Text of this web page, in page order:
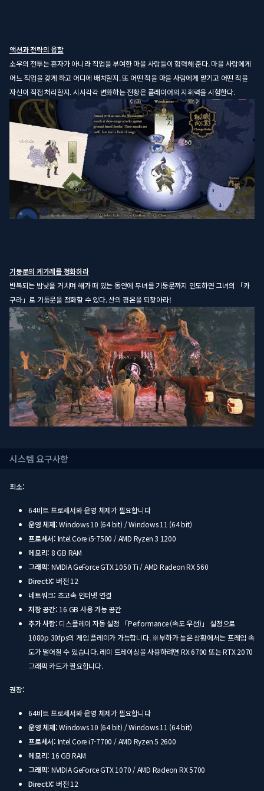
액션과 전략의 융합
소우의 전투는 혼자가 아니라 직업을 부여한 마을 사람들이 협력해 준다. 마을 사람에게
어느 직업을 갖게 하고 어디에 배치할지. 또 어떤 적을 마을 사람에게 맡기고 어떤 적을
자신이 직접 처리할지. 시시각각 변화하는 전황은 플레이어의 지휘력을 시험한다.
기둥문의 케가레를 정화하라
반복되는 밤낮을 거치며 해가 떠 있는 동안에 무녀를 기둥문까지 인도하면 그녀의 「카
구라」로 기둥문을 정화할 수 있다. 산의 평온을 되찾아라!
시스템 요구사항
최소:
64비트 프로세서와 운영 체제가 필요합니다
운영 체제:Windows 10 (64 bit) / Windows 11 (64 bit)
프로세서: Intel Core i5-7500 / AMD Ryzen 3 1200
메모리: 8 GB RAM
그래픽: NVIDIA GeForce GTX 1050 Ti / AMD Radeon RX 560
DirectX: 버전 12
네트워크: 초고속 인터넷 연결
저장 공간: 16 GB 사용 가능 공간
추가 사항: 디스플레이 자동 설정 「Performance (속도 우선)」 설정으로
1080p 30fps의 게임 플레이가 가능합니다. ※부하가 높은 상황에서는 프레임 속
도가 떨어질 수 있습니다. 레이 트레이싱을 사용하려면 RX 6700 또는 RTX 2070
그래픽 카드가 필요합니다.
권장:
64비트 프로세서와 운영 체제가 필요합니다
운영 체제:Windows 10 (64 bit) / Windows 11 (64 bit)
프로세서: Intel Core i7-7700 / AMD Ryzen 5 2600
메모리: 16 GB RAM
그래픽: NVIDIA GeForce GTX 1070 / AMD Radeon RX 5700
DirectX: 버전 12